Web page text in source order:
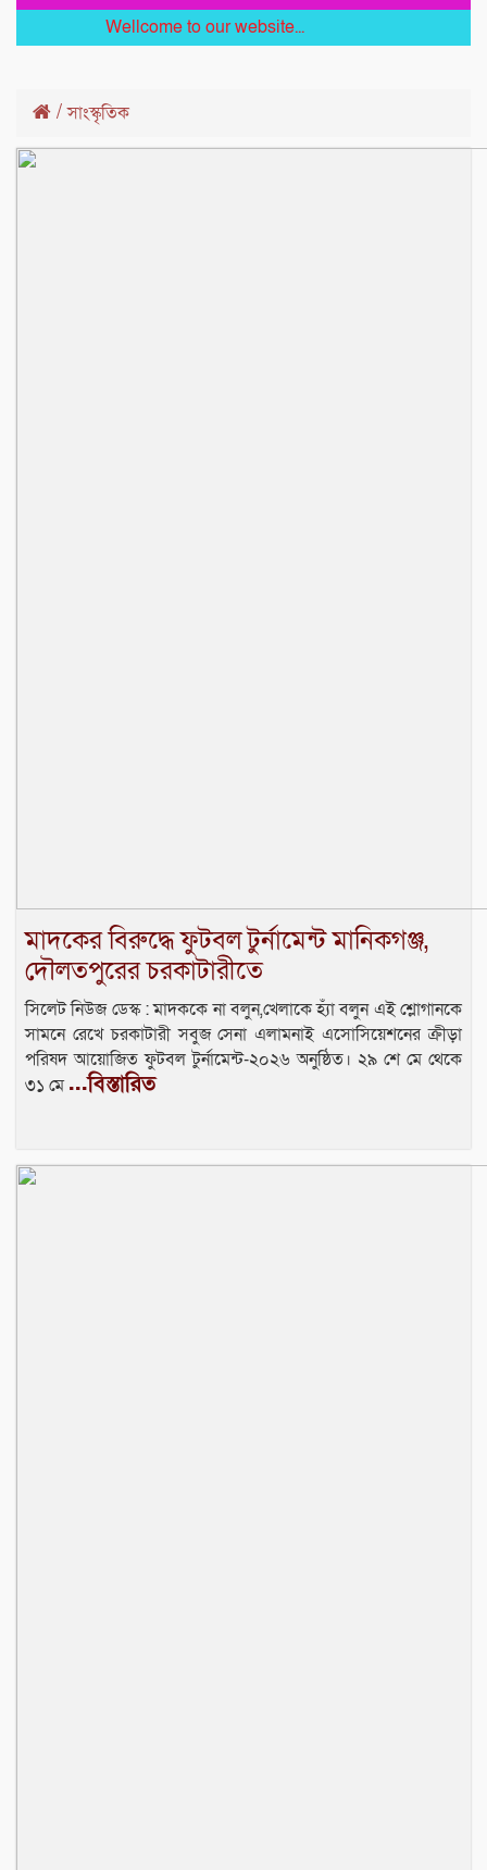
Wellcome to our website...
/সাংস্কৃতিক
মাদকের বিরুদ্ধে ফুটবল টুর্নামেন্ট মানিকগঞ্জ,
দৌলতপুরের চরকাটারীতে
সিলেট নিউজ ডেস্ক : মাদককে না বলুন,খেলাকে হ্যাঁ বলুন এই শ্লোগানকে
সামনে রেখে চরকাটারী সবুজ সেনা এলামনাই এসোসিয়েশনের ক্রীড়া
পরিষদ আয়োজিত ফুটবল টুর্নামেন্ট-২০২৬ অনুষ্ঠিত। ২৯ শে মে থেকে
৩১ মে...বিস্তারিত